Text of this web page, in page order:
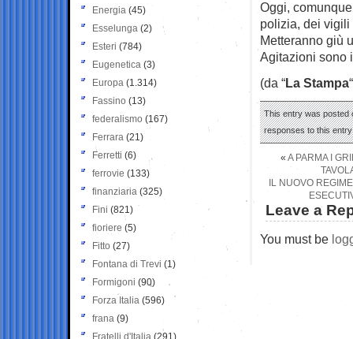
Oggi,
polizia, dei vigili
Metteranno giù
Agitazioni sono
(da “La Stampa
This entry was posted
responses to this
« A PARMA I
IL NUOVO
Leave a
You must be
Energia (45)
Esselunga (2)
Esteri (784)
Eugenetica (3)
Europa (1.314)
Fassino (13)
federalismo (167)
Ferrara (21)
Ferretti (6)
ferrovie (133)
finanziaria (325)
Fini (821)
fioriere (5)
Fitto (27)
Fontana di Trevi (1)
Formigoni (90)
Forza Italia (596)
frana (9)
Fratelli d'Italia (291)